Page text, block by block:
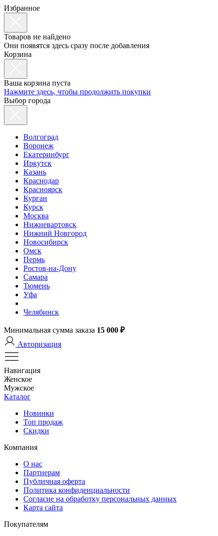
Избранное
Товаров не найдено
Они появятся здесь сразу после добавления
Корзина
Ваша корзина пуста
Нажмите здесь, чтобы продолжить покупки
Выбор города
Волгоград
Воронеж
Екатеринбург
Иркутск
Казань
Краснодар
Красноярск
Курган
Курск
Москва
Нижневартовск
Нижний Новгород
Новосибирск
Омск
Пермь
Ростов-на-Дону
Самара
Тюмень
Уфа
Челябинск
Минимальная сумма заказа 15 000 ₽
Авторизация
Навигация
Женское
Мужское
Каталог
Новинки
Топ продаж
Скидки
Компания
О нас
Партнерам
Публичная оферта
Политика конфиденциальности
Согласие на обработку персональных данных
Карта сайта
Покупателям